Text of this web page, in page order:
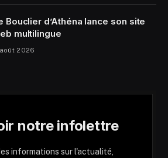
Bouclier d’Athéna lance son site
multilingue
2026
notre infolettre
informations sur l'actualité,